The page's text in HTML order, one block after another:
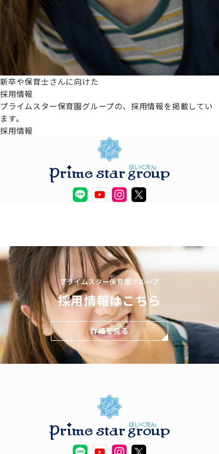
新卒や保育士さんに向けた
採用情報
プライムスター保育園グループの、採用情報を掲載してい
ます。
採用情報
プライムスター保育園グループ
採用情報はこちら
詳細を見る